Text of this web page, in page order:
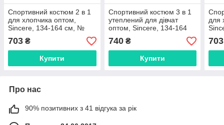
Спортивний костюм 2 в 1
для хлопчика оптом,
Sincere, 134-164 см, №
LL-3969
703 ₴
Купити
Спортивний костюм 3 в 1
утеплений для дівчат
оптом, Sincere, 134-164
см, № LL-3616
740₴
Купити
для
LL-
703
Про нас
90% позитивних з 41 відгука за рік